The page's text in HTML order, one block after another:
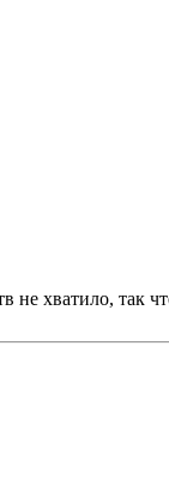
не хватило, так